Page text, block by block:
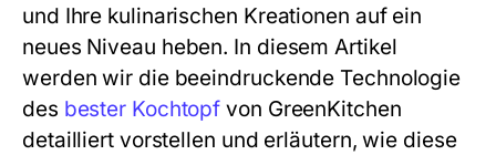
und Ihre kulinarischen Kreationen auf ein
neues Niveau heben. In diesem Artikel
werden wir die beeindruckende Technologie
des bester Kochtopf von GreenKitchen
detailliert vorstellen und erläutern, wie diese